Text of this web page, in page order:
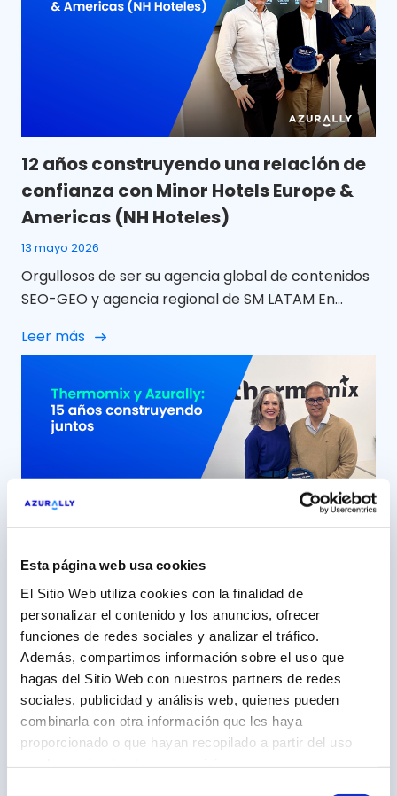
Esta página web usa cookies
El Sitio Web utiliza cookies con la finalidad de
personalizar el contenido y los anuncios, ofrecer
funciones de redes sociales y analizar el tráfico.
Además, compartimos información sobre el uso que
hagas del Sitio Web con nuestros partners de redes
sociales, publicidad y análisis web, quienes pueden
combinarla con otra información que les haya
proporcionado o que hayan recopilado a partir del uso
12 años construyendo una relación de
confianza con Minor Hotels Europe &
Americas (NH Hoteles)
13 mayo 2026
Orgullosos de ser su agencia global de contenidos
SEO-GEO y agencia regional de SM LATAM En
Minor Hotels Europe & Americas (NH Hoteles) una
relación que, con el paso del tiempo, ha ido mucho
más allá de un proyecto puntual para convertirse
en una alianza sólida, cercana y […]
Leer más
15 años construyendo junto a
Thermomix, una marca ‘aliada’
5 mayo 2026
Azurally, más de una década como partner
estratégico de Vorwerk España (Thermomix) Con
el tiempo, hay relaciones profesionales que dejan
de evaluarse en función de campañas o proyectos
Leer más